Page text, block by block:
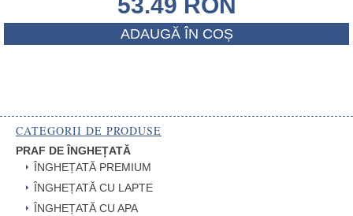
53.49 RON
ADAUGĂ ÎN COȘ
CATEGORII DE PRODUSE
PRAF DE ÎNGHEȚATĂ
ÎNGHEȚATĂ PREMIUM
ÎNGHEȚATĂ CU LAPTE
ÎNGHEȚATĂ CU APA